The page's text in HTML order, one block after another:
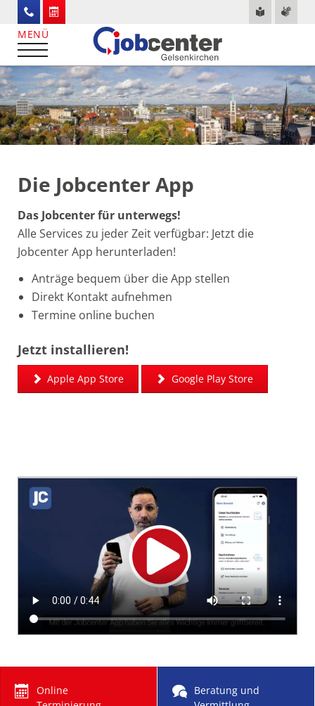
Die Jobcenter App
Das Jobcenter für unterwegs!
Alle Services zu jeder Zeit verfügbar: Jetzt die
Jobcenter App herunterladen!
Anträge bequem über die App stellen
Direkt Kontakt aufnehmen
Termine online buchen
Jetzt installieren!
Apple App Store Google Play Store
Online
Beratung und